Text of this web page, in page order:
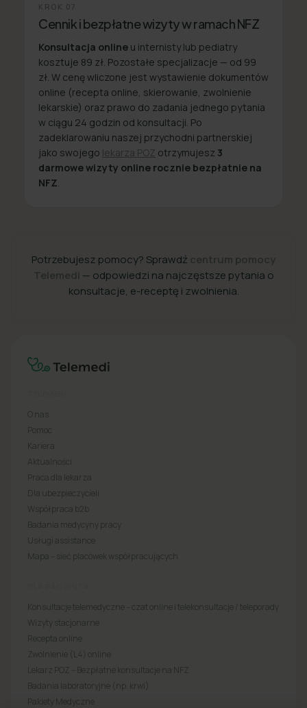
KROK 07
Cennik i bezpłatne wizyty w ramach NFZ
Konsultacja online u internisty lub pediatry
kosztuje 89 zł. Pozostałe specjalizacje — od 99
zł. W cenę wliczone jest wystawienie dokumentów
online (recepta online, skierowanie, zwolnienie
lekarskie) oraz prawo do zadania jednego pytania
w ciągu 24 godzin od konsultacji. Po
zadeklarowaniu naszej przychodni partnerskiej
jako swojego lekarza POZ otrzymujesz 3
darmowe wizyty online rocznie bezpłatnie na
NFZ
Potrzebujesz pomocy? Sprawdź centrum pomocy
Telemedi — odpowiedzi na najczęstsze pytania o
konsultacje, e-receptę i zwolnienia.
O nas
Pomoc
Kariera
Aktualności
Praca dla lekarza
Dla ubezpieczycieli
Współpraca b2b
Badania medycyny pracy
Usługi assistance
Mapa – sieć placówek współpracujących
Konsultacje telemedyczne – czat online i telekonsultacje / teleporady
Wizyty stacjonarne
Recepta online
Zwolnienie (L4) online
Lekarz POZ – Bezpłatne konsultacje na NFZ
Badania laboratoryjne (np. krwi)
Pakiety Medyczne